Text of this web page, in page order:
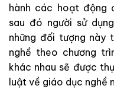
hành các hoạt động
sau đó người sử
những đối tượng này
nghề theo chương
khác nhau sẽ được
luật về giáo dục nghề